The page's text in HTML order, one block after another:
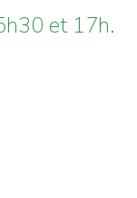
et 17h.